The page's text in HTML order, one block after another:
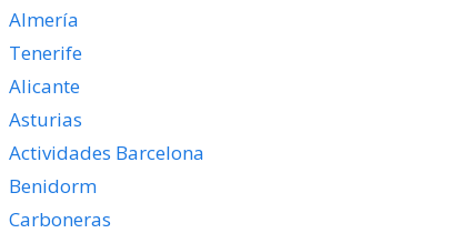
Almería
Tenerife
Alicante
Asturias
Actividades Barcelona
Benidorm
Carboneras